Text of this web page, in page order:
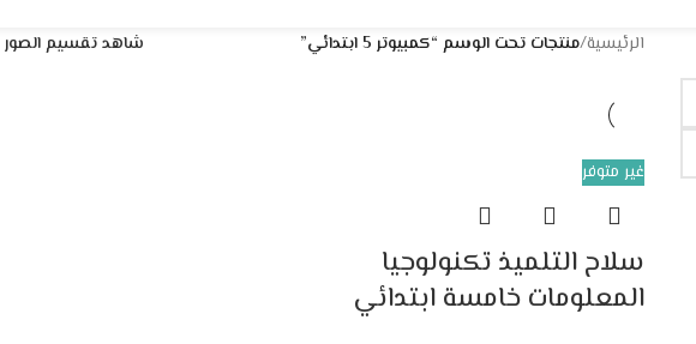
الرئيسية/منتجات تحت الوسم “كمبيوتر 5 ابتدائي” شاهد تقسيم الصور
غير متوفر
سلاح التلميذ تكنولوجيا
المعلومات خامسة ابتدائي